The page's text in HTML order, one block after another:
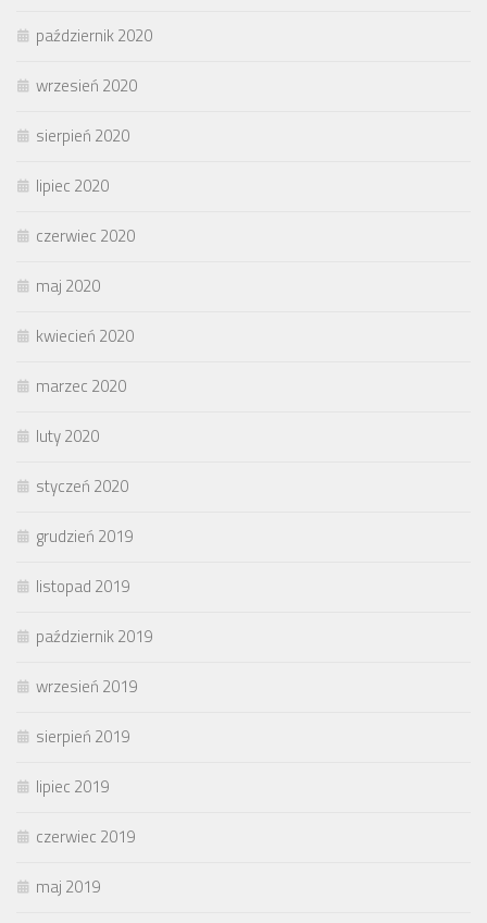
październik 2020
wrzesień 2020
sierpień 2020
lipiec 2020
czerwiec 2020
maj 2020
kwiecień 2020
marzec 2020
luty 2020
styczeń 2020
grudzień 2019
listopad 2019
październik 2019
wrzesień 2019
sierpień 2019
lipiec 2019
czerwiec 2019
maj 2019